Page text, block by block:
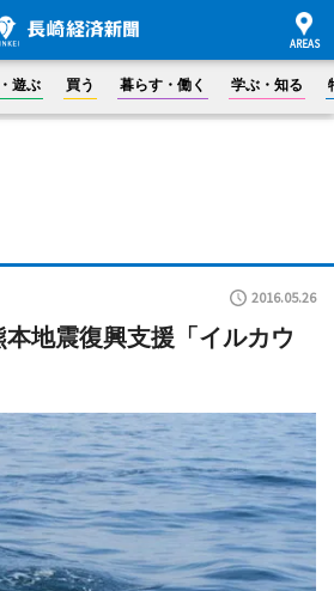
遊ぶ 買う 暮らす・働く 学ぶ・知る
2016.05.26
地震復興支援「イルカウ